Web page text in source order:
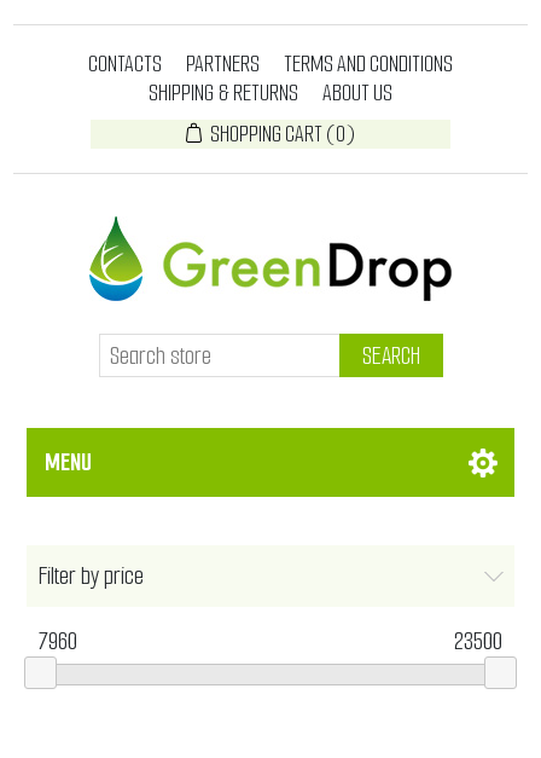
CONTACTS PARTNERS
TERMS AND CONDITIONS
SHIPPING & RETURNS
ABOUT US
SHOPPING CART(0)
SEARCH
MENU
Filter by price
7960
23500